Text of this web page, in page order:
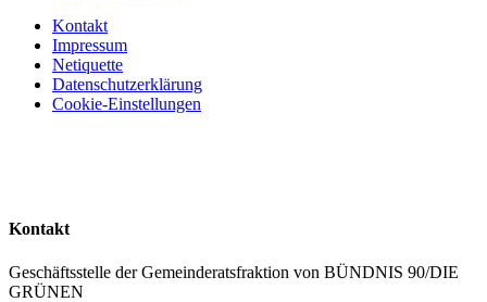
Kontakt
Impressum
Netiquette
Datenschutzerklärung
Cookie-Einstellungen
Kontakt
Geschäftsstelle der Gemeinderatsfraktion von BÜNDNIS 90/DIE
GRÜNEN